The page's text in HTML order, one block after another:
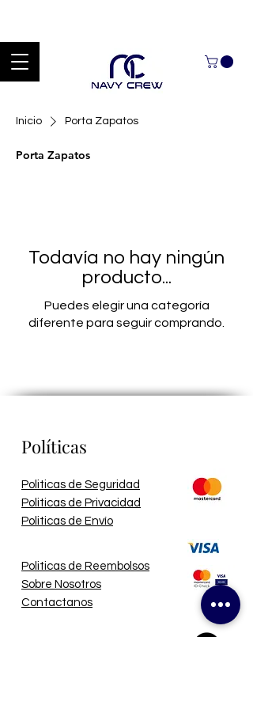
Inicio Porta Zapatos
Porta Zapatos
Todavía no hay ningún
producto...
Puedes elegir una categoría
diferente para seguir comprando.
Políticas
Politicas de Seguridad
Politicas de Privacidad
Politicas de Envío
Politicas de Reembolsos
Sobre Nosotros
Contactanos